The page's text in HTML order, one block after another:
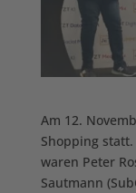
Am 12.
Shopping
waren Peter
Sautmann